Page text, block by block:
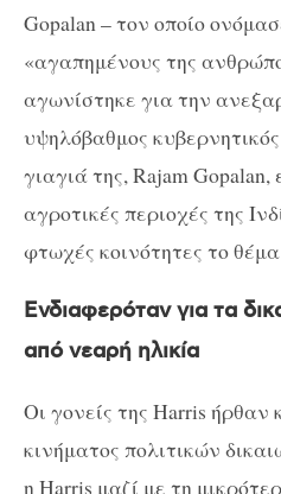
Gopalan – τον οποίο
«αγαπημένους της
αγωνίστηκε για την
υψηλόβαθμος
γιαγιά της, Rajam Gopalan,
αγροτικές περιοχές της
φτωχές κοινότητες το
Ενδιαφερόταν για τα
από νεαρή ηλικία
Οι γονείς της Harris
κινήματος πολιτικών
η Harris μαζί με τη